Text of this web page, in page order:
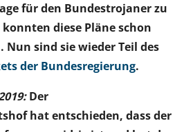
für den Bundestrojaner zu
diese Pläne schon
Nun sind sie wieder Teil des
der Bundesregierung.
Der
hat entschieden, dass der